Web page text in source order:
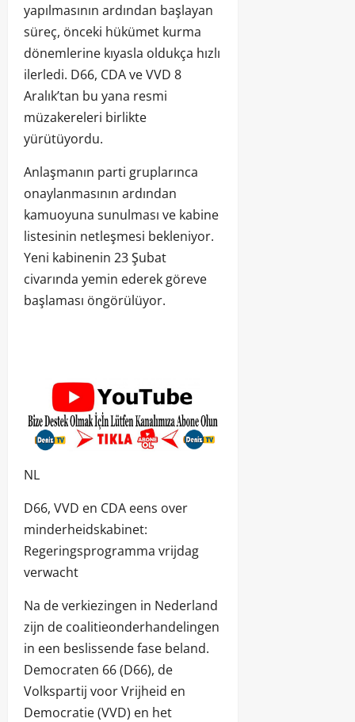
yapılmasının ardından başlayan
süreç, önceki hükümet kurma
dönemlerine kıyasla oldukça hızlı
ilerledi. D66, CDA ve VVD 8
Aralık’tan bu yana resmi
müzakereleri birlikte
yürütüyordu.
Anlaşmanın parti gruplarınca
onaylanmasının ardından
kamuoyuna sunulması ve kabine
listesinin netleşmesi bekleniyor.
Yeni kabinenin 23 Şubat
civarında yemin ederek göreve
başlaması öngörülüyor.
NL
D66, VVD en CDA eens over
minderheidskabinet:
Regeringsprogramma vrijdag
verwacht
Na de verkiezingen in Nederland
zijn de coalitieonderhandelingen
in een beslissende fase beland.
Democraten 66 (D66), de
Volkspartij voor Vrijheid en
Democratie (VVD) en het